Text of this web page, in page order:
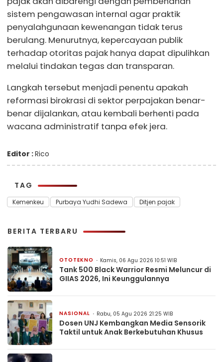
sistem pengawasan internal agar praktik
penyalahgunaan kewenangan tidak terus
berulang. Menurutnya, kepercayaan publik
terhadap otoritas pajak hanya dapat dipulihkan
melalui tindakan tegas dan transparan.
Langkah tersebut menjadi penentu apakah
reformasi birokrasi di sektor perpajakan benar-
benar dijalankan, atau kembali berhenti pada
wacana administratif tanpa efek jera.
Editor :Rico
TAG
Kemenkeu Purbaya Yudhi Sadewa Ditjen pajak
BERITA TERBARU
OTOTEKNO Kamis, 06 Agu 2026 10:51 WIB
Tank 500 Black Warrior Resmi Meluncur di
GIIAS 2026, Ini Keunggulannya
NASIONAL Rabu, 05 Agu 2026 21:25 WIB
Dosen UNJ Kembangkan Media Sensorik
Taktil untuk Anak Berkebutuhan Khusus